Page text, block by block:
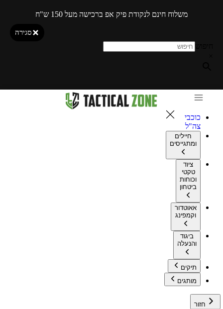
משלוח חינם לנקודת פיק אפ ברכישה מעל 150 ש"ח
סגירה
כוכבי
צה"ל
חיילים
ומתגייסים
ציוד
טקטי
וכוחות
ביטחון
אאוטדור
וקמפינג
ביגוד
והנעלה
תיקים
מותגים
חזור